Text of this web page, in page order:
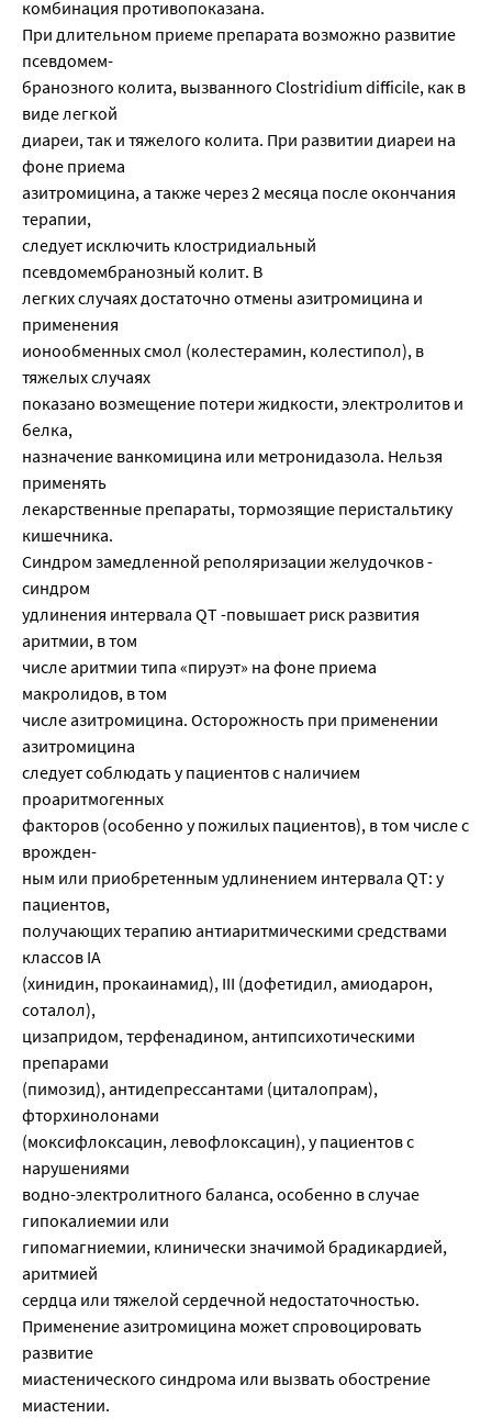
комбинация противопоказана.
При длительном приеме препарата возможно развитие
псевдомем-
бранозного колита, вызванного Clostridium difficile, как в
виде легкой
диареи, так и тяжелого колита. При развитии диареи на
фоне приема
азитромицина, а также через 2 месяца после окончания
терапии,
следует исключить клостридиальный
псевдомембранозный колит. В
легких случаях достаточно отмены азитромицина и
применения
ионообменных смол (колестерамин, колестипол), в
тяжелых случаях
показано возмещение потери жидкости, электролитов и
белка,
назначение ванкомицина или метронидазола. Нельзя
применять
лекарственные препараты, тормозящие перистальтику
кишечника.
Синдром замедленной реполяризации желудочков -
синдром
удлинения интервала QT -повышает риск развития
аритмии, в том
числе аритмии типа «пируэт» на фоне приема
макролидов, в том
числе азитромицина. Осторожность при применении
азитромицина
следует соблюдать у пациентов с наличием
проаритмогенных
факторов (особенно у пожилых пациентов), в том числе с
врожден-
ным или приобретенным удлинением интервала QT: у
пациентов,
получающих терапию антиаритмическими средствами
классов IA
(хинидин, прокаинамид), III (дофетидил, амиодарон,
соталол),
цизапридом, терфенадином, антипсихотическими
препарами
(пимозид), антидепрессантами (циталопрам),
фторхинолонами
(моксифлоксацин, левофлоксацин), у пациентов с
нарушениями
водно-электролитного баланса, особенно в случае
гипокалиемии или
гипомагниемии, клинически значимой брадикардией,
аритмией
сердца или тяжелой сердечной недостаточностью.
Применение азитромицина может спровоцировать
развитие
миастенического синдрома или вызвать обострение
миастении.